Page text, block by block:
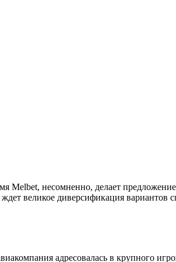
Melbet, несомненно, делает
ждет великое диверсификация
адресовалась в крупного